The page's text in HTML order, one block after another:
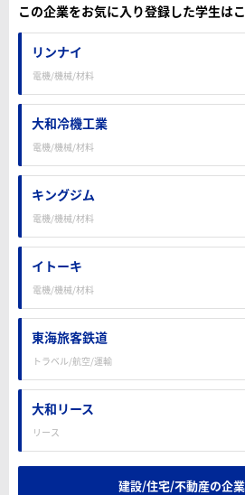
この企業をお気に入り登録した学生は
リンナイ
電機/機械/材料
大和冷機工業
電機/機械/材料
キングジム
電機/機械/材料
イトーキ
電機/機械/材料
東海旅客鉄道
トラベル/航空/運輸
大和リース
リース
建設/住宅/不動産の企